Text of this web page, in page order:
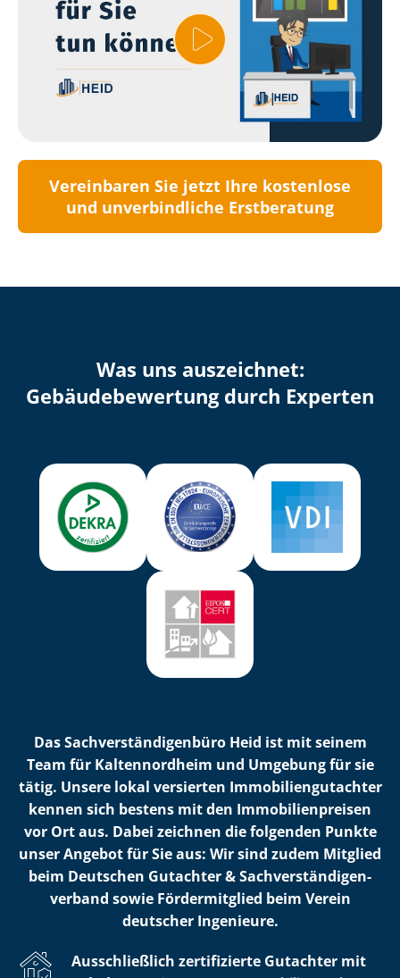
Vereinbaren Sie jetzt Ihre kostenlose
und unverbindliche Erstberatung
Was uns auszeichnet:
Ge­bäu­de­be­wer­tung durch Experten
Das Sach­ver­stän­di­gen­bü­ro Heid ist mit seinem
Team für Kaltennordheim und Umgebung für sie
tätig. Unsere lokal versierten Im­mo­bi­li­en­gut­ach­ter
kennen sich bestens mit den Im­mo­bi­li­en­prei­sen
vor Ort aus. Dabei zeichnen die folgenden Punkte
unser Angebot für Sie aus: Wir sind zudem Mitglied
beim Deutschen Gutachter & Sach­ver­stän­di­gen­
ver­band sowie Fördermitglied beim Verein
deutscher Ingenieure.
Ausschließlich zertifizierte Gutachter mit